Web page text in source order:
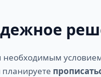
необходимым